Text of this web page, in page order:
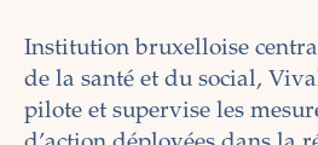
Institution bruxelloise
de la santé et du social,
pilote et supervise les